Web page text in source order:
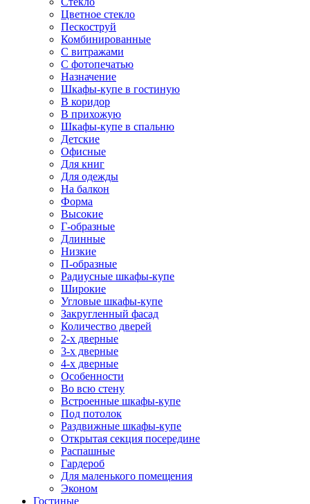
Цветное стекло
Пескоструй
Комбинированные
С витражами
С фотопечатью
Назначение
Шкафы-купе в гостиную
В коридор
В прихожую
Шкафы-купе в спальню
Детские
Офисные
Для книг
Для одежды
На балкон
Форма
Высокие
Г-образные
Длинные
Низкие
П-образные
Радиусные шкафы-купе
Широкие
Угловые шкафы-купе
Закругленный фасад
Количество дверей
2-х дверные
3-х дверные
4-х дверные
Особенности
Во всю стену
Встроенные шкафы-купе
Под потолок
Раздвижные шкафы-купе
Открытая секция посередине
Распашные
Гардероб
Для маленького помещения
Эконом
Гостиные